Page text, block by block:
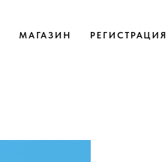
МАГАЗИН РЕГИСТРАЦИЯ